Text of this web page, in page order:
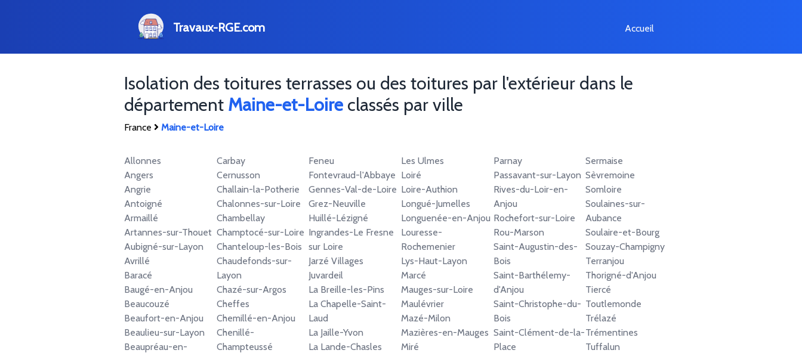
Travaux-RGE.com Accueil
Isolation des toitures terrasses ou des toitures par l'extérieur dans le
département Maine-et-Loire classés par ville
France Maine-et-Loire
Allonnes
Angers
Angrie
Antoigné
Armaillé
Artannes-sur-Thouet
Aubigné-sur-Layon
Avrillé
Baracé
Baugé-en-Anjou
Beaucouzé
Beaufort-en-Anjou
Beaulieu-sur-Layon
Beaupréau-en-
Carbay
Cernusson
Challain-la-Potherie
Chalonnes-sur-Loire
Chambellay
Champtocé-sur-Loire
Chanteloup-les-Bois
Chaudefonds-sur-
Layon
Chazé-sur-Argos
Cheffes
Chemillé-en-Anjou
Chenillé-
Champteussé
Feneu
Fontevraud-l'Abbaye
Gennes-Val-de-Loire
Grez-Neuville
Huillé-Lézigné
Ingrandes-Le Fresne
sur Loire
Jarzé Villages
Juvardeil
La Breille-les-Pins
La Chapelle-Saint-
Laud
La Jaille-Yvon
La Lande-Chasles
Les Ulmes
Loiré
Loire-Authion
Longué-Jumelles
Longuenée-en-Anjou
Louresse-
Rochemenier
Lys-Haut-Layon
Marcé
Mauges-sur-Loire
Maulévrier
Mazé-Milon
Mazières-en-Mauges
Miré
Parnay
Passavant-sur-Layon
Rives-du-Loir-en-
Anjou
Rochefort-sur-Loire
Rou-Marson
Saint-Augustin-des-
Bois
Saint-Barthélemy-
d'Anjou
Saint-Christophe-du-
Bois
Saint-Clément-de-la-
Place
Sermaise
Sèvremoine
Somloire
Soulaines-sur-
Aubance
Soulaire-et-Bourg
Souzay-Champigny
Terranjou
Thorigné-d'Anjou
Tiercé
Toutlemonde
Trélazé
Trémentines
Tuffalun